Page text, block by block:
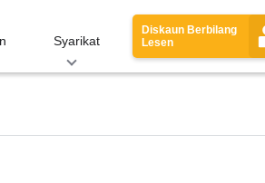
Syarikat
Diskaun Berbilang
Lesen